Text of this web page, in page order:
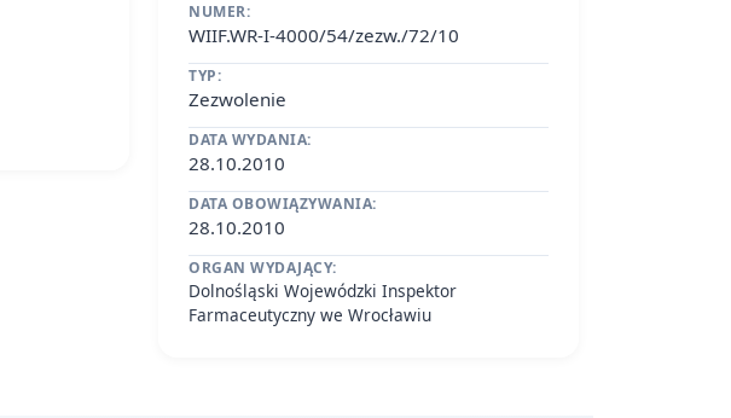
NUMER:
WIIF.WR-I-4000/54/zezw./72/10
TYP:
Zezwolenie
DATA WYDANIA:
28.10.2010
DATA OBOWIĄZYWANIA:
28.10.2010
ORGAN WYDAJĄCY:
Dolnośląski Wojewódzki Inspektor
Farmaceutyczny we Wrocławiu